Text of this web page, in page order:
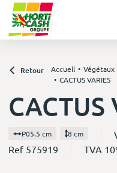
Retour Accueil Végétaux
CACTUS VARIES
CACTUS
P05.5 cm 8 cm
Ref 575919
TVA